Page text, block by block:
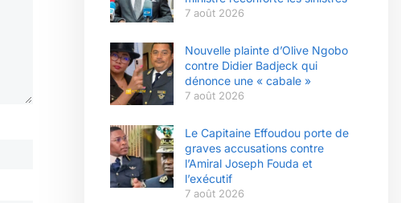
7 août 2026
Nouvelle plainte d’Olive Ngobo
contre Didier Badjeck qui
dénonce une « cabale »
7 août 2026
Le Capitaine Effoudou porte de
graves accusations contre
l’Amiral Joseph Fouda et
l’exécutif
7 août 2026